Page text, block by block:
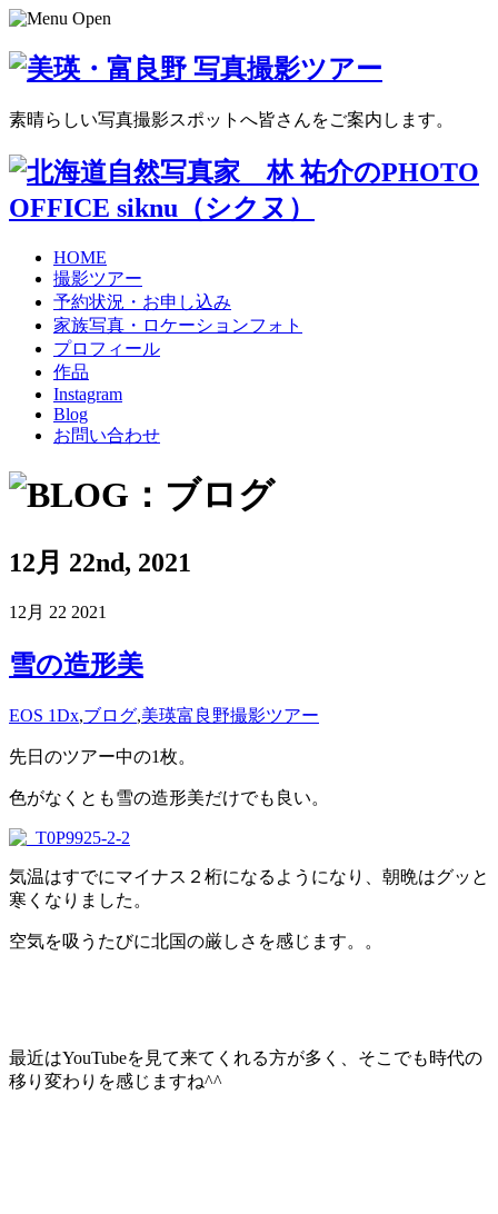
素晴らしい写真撮影スポットへ皆さんをご案内します。
HOME
撮影ツアー
予約状況・お申し込み
家族写真・ロケーションフォト
プロフィール
作品
Instagram
Blog
お問い合わせ
12月 22nd, 2021
12月 22 2021
雪の造形美
EOS 1Dx,ブログ,美瑛富良野撮影ツアー
先日のツアー中の1枚。
色がなくとも雪の造形美だけでも良い。
気温はすでにマイナス２桁になるようになり、朝晩はグッと
寒くなりました。
空気を吸うたびに北国の厳しさを感じます。。
最近はYouTubeを見て来てくれる方が多く、そこでも時代の
移り変わりを感じますね^^